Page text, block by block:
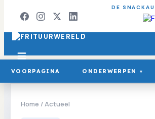
DE
VOORPAGINA ONDERWERPEN ▾
Home /Actueel